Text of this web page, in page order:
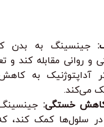
جینسینگ به بدن
روانی مقابله کند و
آداپتوژنیک به
می‌کند.
کاهش خستگی:
در سلول‌ها کمک کند،